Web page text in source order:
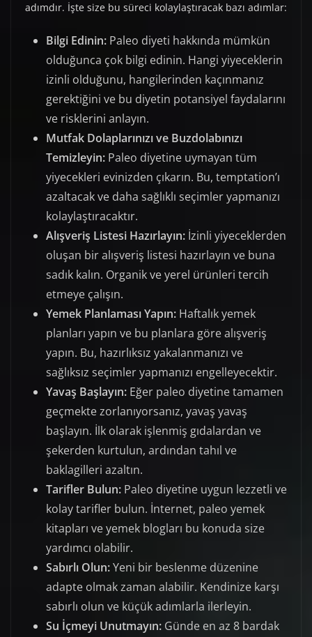
adımdır. İşte size bu süreci kolaylaştıracak bazı adımlar:
Bilgi Edinin: Paleo diyeti hakkında mümkün
olduğunca çok bilgi edinin. Hangi yiyeceklerin
izinli olduğunu, hangilerinden kaçınmanız
gerektiğini ve bu diyetin potansiyel faydalarını
ve risklerini anlayın.
Mutfak Dolaplarınızı ve Buzdolabınızı
Temizleyin: Paleo diyetine uymayan tüm
yiyecekleri evinizden çıkarın. Bu, temptation’ı
azaltacak ve daha sağlıklı seçimler yapmanızı
kolaylaştıracaktır.
Alışveriş Listesi Hazırlayın: İzinli yiyeceklerden
oluşan bir alışveriş listesi hazırlayın ve buna
sadık kalın. Organik ve yerel ürünleri tercih
etmeye çalışın.
Yemek Planlaması Yapın: Haftalık yemek
planları yapın ve bu planlara göre alışveriş
yapın. Bu, hazırlıksız yakalanmanızı ve
sağlıksız seçimler yapmanızı engelleyecektir.
Yavaş Başlayın: Eğer paleo diyetine tamamen
geçmekte zorlanıyorsanız, yavaş yavaş
başlayın. İlk olarak işlenmiş gıdalardan ve
şekerden kurtulun, ardından tahıl ve
baklagilleri azaltın.
Tarifler Bulun: Paleo diyetine uygun lezzetli ve
kolay tarifler bulun. İnternet, paleo yemek
kitapları ve yemek blogları bu konuda size
yardımcı olabilir.
Sabırlı Olun:Yeni bir beslenme düzenine
adapte olmak zaman alabilir. Kendinize karşı
sabırlı olun ve küçük adımlarla ilerleyin.
Su İçmeyi Unutmayın: Günde en az 8 bardak